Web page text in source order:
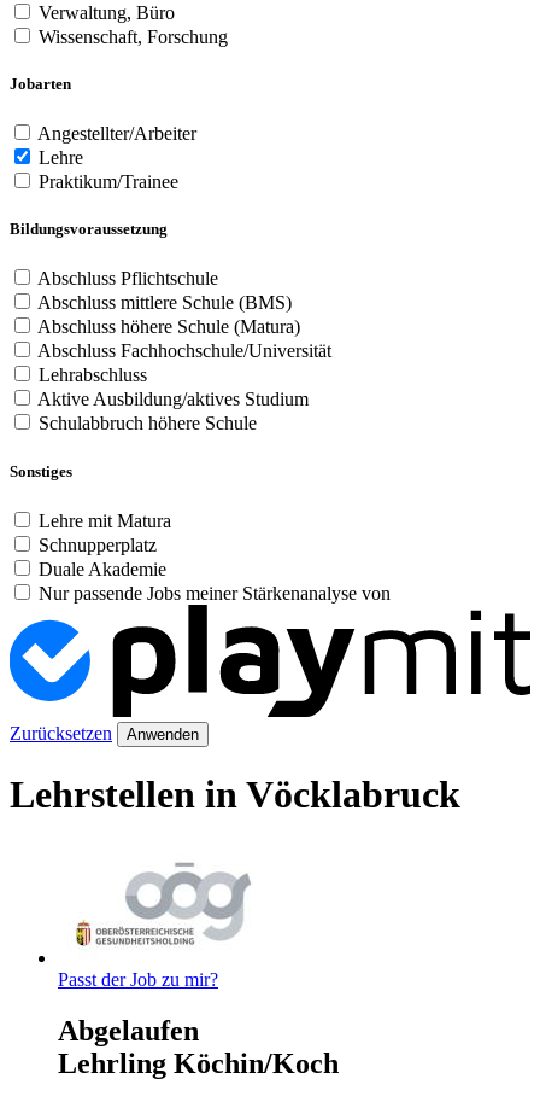
Verwaltung, Büro
Wissenschaft, Forschung
Jobarten
Angestellter/Arbeiter
Lehre
Praktikum/Trainee
Bildungsvoraussetzung
Abschluss Pflichtschule
Abschluss mittlere Schule (BMS)
Abschluss höhere Schule (Matura)
Abschluss Fachhochschule/Universität
Lehrabschluss
Aktive Ausbildung/aktives Studium
Schulabbruch höhere Schule
Sonstiges
Lehre mit Matura
Schnupperplatz
Duale Akademie
Nur passende Jobs meiner Stärkenanalyse von
Zurücksetzen Anwenden
Lehrstellen in Vöcklabruck
Passt der Job zu mir?
Abgelaufen
Lehrling Köchin/Koch